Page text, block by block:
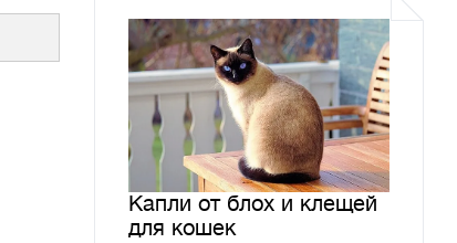
Капли от блох и клещей
для кошек